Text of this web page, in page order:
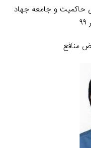
حاکمیت و جامعه جهاد
منافع